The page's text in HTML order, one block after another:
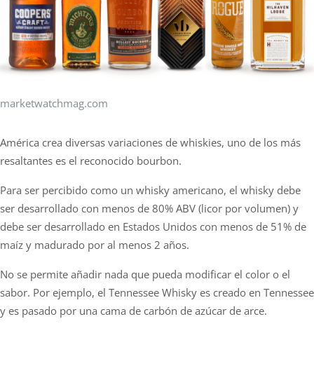
marketwatchmag.com
América crea diversas variaciones de whiskies, uno de los más
resaltantes es el reconocido bourbon.
Para ser percibido como un whisky americano, el whisky debe
ser desarrollado con menos de 80% ABV (licor por volumen) y
debe ser desarrollado en Estados Unidos con menos de 51% de
maíz y madurado por al menos 2 años.
No se permite añadir nada que pueda modificar el color o el
sabor. Por ejemplo, el Tennessee Whisky es creado en Tennessee
y es pasado por una cama de carbón de azúcar de arce.